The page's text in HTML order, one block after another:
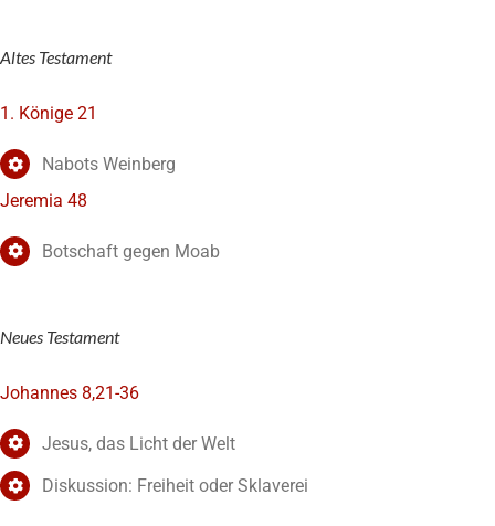
Altes Testament
1. Könige 21
Nabots Weinberg
Jeremia 48
Botschaft gegen Moab
Neues Testament
Johannes 8,21-36
Jesus, das Licht der Welt
Diskussion: Freiheit oder Sklaverei